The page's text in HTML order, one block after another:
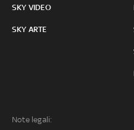
SKY VIDEO
SKY ARTE
Note legali: